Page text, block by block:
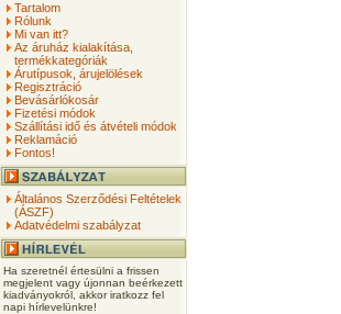
Tartalom
Rólunk
Mi van itt?
Az áruház kialakítása,
termékkategóriák
Árutípusok, árujelölések
Regisztráció
Bevásárlókosár
Fizetési módok
Szállítási idő és átvételi módok
Reklamáció
Fontos!
Általános Szerződési Feltételek
(ÁSZF)
Adatvédelmi szabályzat
Ha szeretnél értesülni a frissen
megjelent vagy újonnan beérkezett
kiadványokról, akkor iratkozz fel
napi hírlevelünkre!